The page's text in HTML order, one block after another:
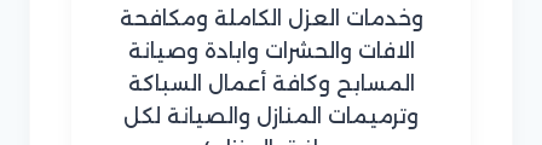
وخدمات العزل الكاملة ومكافحة
الافات والحشرات وابادة وصيانة
المسابح وكافة أعمال السباكة
وترميمات المنازل والصيانة لكل